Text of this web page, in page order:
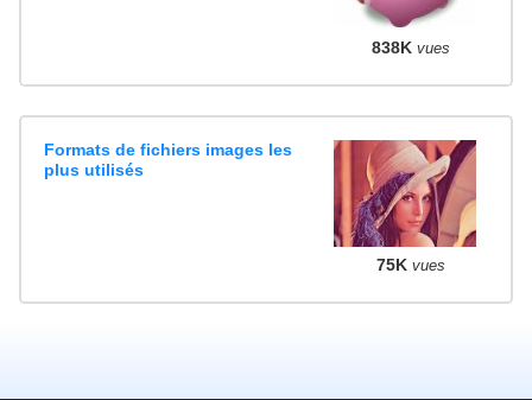
838K vues
Formats de fichiers images les
plus utilisés
75K vues